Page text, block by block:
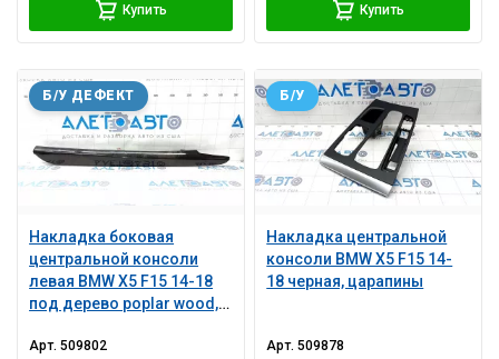
Купить Купить
Накладка боковая
центральной консоли
левая BMW X5 F15 14-18
под дерево poplar wood,
Б/У ДЕФЕКТ
Арт.509802
Накладка центральной
консоли BMW X5 F15 14-
18 черная, царапины
Б/У
Арт.509878